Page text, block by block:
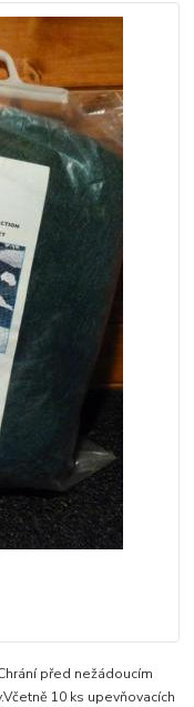
před nežádoucím
10 ks upevňovacích